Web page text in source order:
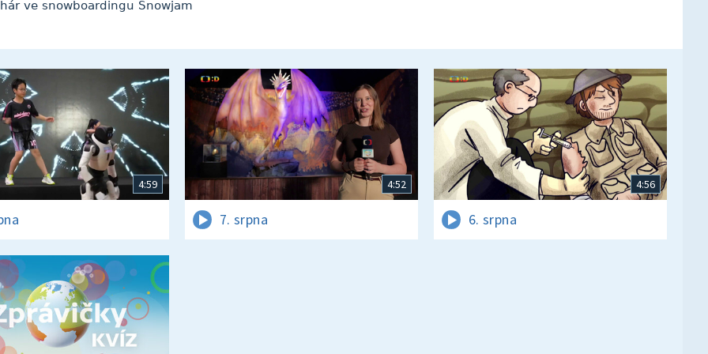
ve snowboardingu Snowjam
4:59 4:52
7. srpna
4:56
6. srpna